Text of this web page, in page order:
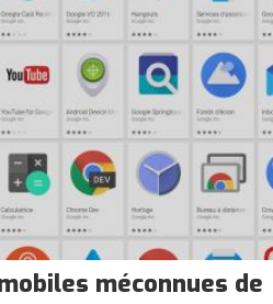
méconnues de